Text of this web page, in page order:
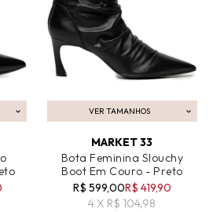
VER TAMANHOS
ADICIONAR AO CARRINHO
MARKET 33
Bota Feminina Slouchy
Boot Em Couro - Preto
R$ 599,00R$ 419,90
4 X R$ 104,98